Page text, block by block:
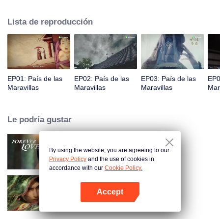
misteriosa, An Yun, y se enreda en la disputa entre el Señor Demonio y Ye
Xingyun.
Lista de reproducción
EP01: País de las
Maravillas
EP02: País de las
Maravillas
EP03: País de las
Maravillas
Le podría gustar
Amor Eterno
Las Espadas
By using the website, you are agreeing to our
Privacy Policy and the use of cookies in
accordance with our Cookie Policy.
Accept